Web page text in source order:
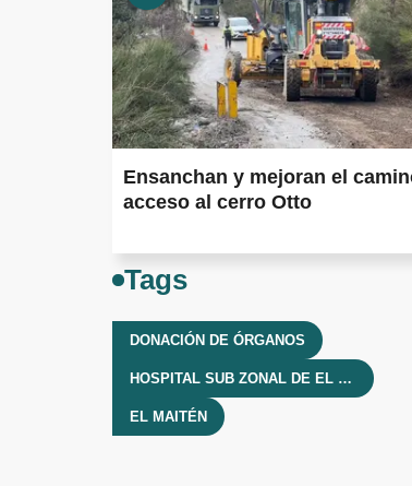
Ensanchan y mejoran el
acceso al cerro Otto
Tags
DONACIÓN DE ÓRGANOS
HOSPITAL SUB ZONAL DE EL MAITÉN
EL MAITÉN